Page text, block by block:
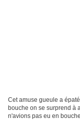
Cet amuse gueule a
bouche on se surprend à
n'avions pas eu en